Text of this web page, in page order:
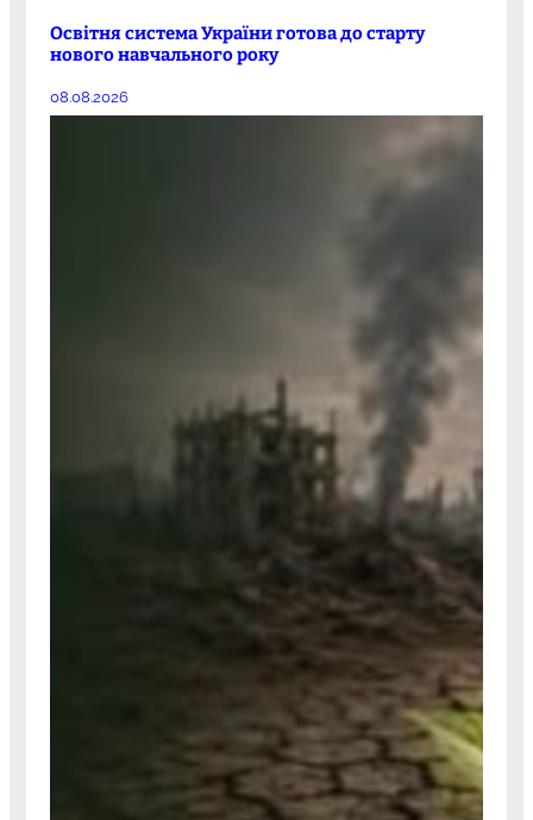
Освітня система України готова до старту
нового навчального року
08.08.2026